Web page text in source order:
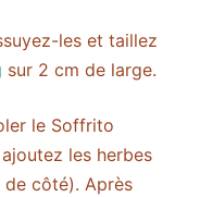
les et taillez
sur 2 cm de large.
le Soffrito
les herbes
côté). Après